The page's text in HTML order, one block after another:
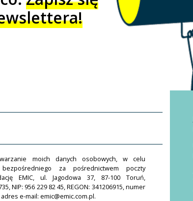
moich danych osobowych, w celu
za pośrednictwem poczty
EMIC, ul. Jagodowa 37, 87-100 Toruń,
NIP: 956 229 82 45, REGON: 341206915, numer
e-mail: emic@emic.com.pl.